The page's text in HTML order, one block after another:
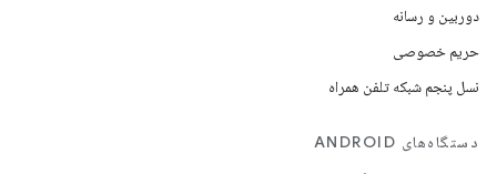
دوربین و رسانه
حریم خصوصی
نسل پنجم شبکه تلفن همراه
دستگاه‌های ANDROID